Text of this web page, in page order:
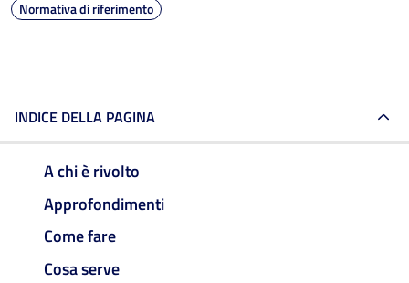
Normativa di riferimento
INDICE DELLA PAGINA
A chi è rivolto
Approfondimenti
Come fare
Cosa serve